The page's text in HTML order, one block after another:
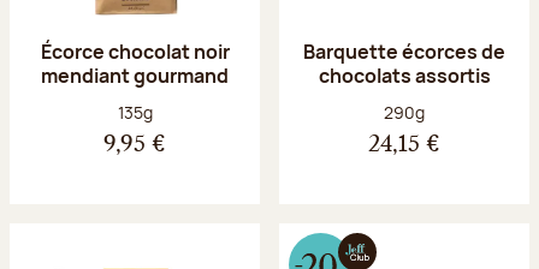
Écorce chocolat noir
mendiant gourmand
Poids net :
135g
9,95 €
Barquette écorces de
chocolats assortis
Poids net :
290g
24,15 €